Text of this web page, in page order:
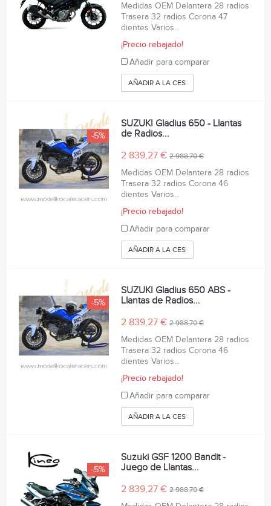
Medidas OEM Delantera 28 radios
Trasera 32 radios Corona 47
dientes Varios...
¡Precio rebajado!
Añadir para comparar
AÑADIR A LA CESTA
-5%
SUZUKI Gladius 650 - Llantas
de Radios...
2 839,27 €2 988,70 €
Medidas OEM Delantera 28 radios
Trasera 32 radios Corona 46
dientes Varios...
¡Precio rebajado!
Añadir para comparar
AÑADIR A LA CESTA
-5%
SUZUKI Gladius 650 ABS -
Llantas de Radios...
2 839,27 €2 988,70 €
Medidas OEM Delantera 28 radios
Trasera 32 radios Corona 46
dientes Varios...
¡Precio rebajado!
Añadir para comparar
AÑADIR A LA CESTA
-5%
Suzuki GSF 1200 Bandit -
Juego de Llantas...
2 839,27 €2 988,70 €